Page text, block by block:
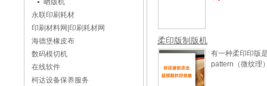
晒版机
永联印刷耗材
印刷材料网|印刷耗材网
海德堡橡皮布
数码模切机
在线软件
柯达设备保养服务
柔印版制版机
有一种柔印印版
pattern（微纹理